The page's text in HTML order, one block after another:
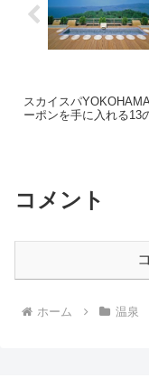
スカイスパ
ーポンを手に入れる13
コメント
ホーム 温泉